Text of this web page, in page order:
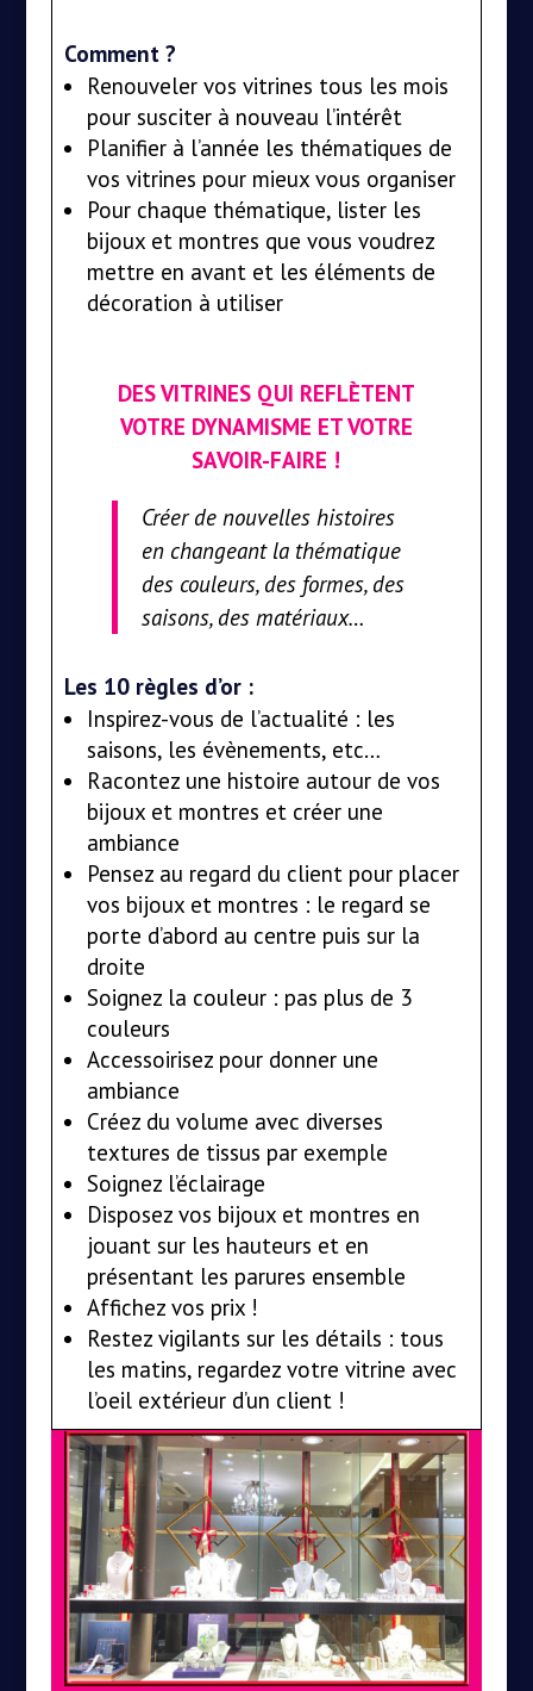
Comment ?
Renouveler vos vitrines tous les mois
pour susciter à nouveau l’intérêt
Planifier à l’année les thématiques de
vos vitrines pour mieux vous organiser
Pour chaque thématique, lister les
bijoux et montres que vous voudrez
mettre en avant et les éléments de
décoration à utiliser
DES VITRINES QUI REFLÈTENT
VOTRE DYNAMISME ET VOTRE
SAVOIR-FAIRE !
Créer de nouvelles histoires
en changeant la thématique
des couleurs, des formes, des
saisons, des matériaux…
Les 10 règles d’or :
Inspirez-vous de l’actualité : les
saisons, les évènements, etc…
Racontez une histoire autour de vos
bijoux et montres et créer une
ambiance
Pensez au regard du client pour placer
vos bijoux et montres : le regard se
porte d’abord au centre puis sur la
droite
Soignez la couleur : pas plus de 3
couleurs
Accessoirisez pour donner une
ambiance
Créez du volume avec diverses
textures de tissus par exemple
Soignez l’éclairage
Disposez vos bijoux et montres en
jouant sur les hauteurs et en
présentant les parures ensemble
Affichez vos prix !
Restez vigilants sur les détails : tous
les matins, regardez votre vitrine avec
l’oeil extérieur d’un client !